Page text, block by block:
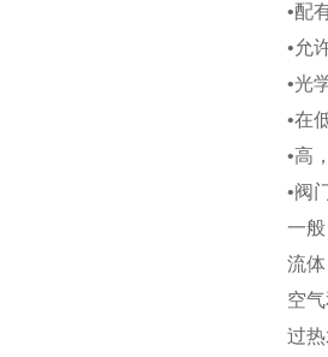
•配
•允
•光
•在
•高
•阀
一般
流
空
过